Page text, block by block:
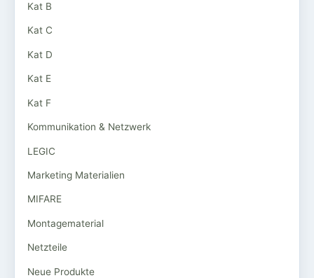
Kat B
Kat C
Kat D
Kat E
Kat F
Kommunikation & Netzwerk
LEGIC
Marketing Materialien
MIFARE
Montagematerial
Netzteile
Neue Produkte